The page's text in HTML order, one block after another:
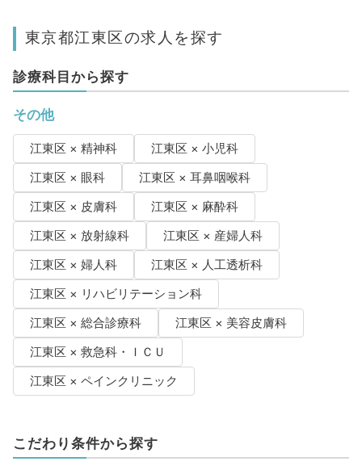
東京都江東区の求人を探す
診療科目から探す
その他
江東区 × 精神科
江東区 × 小児科
江東区 × 眼科
江東区 × 耳鼻咽喉科
江東区 × 皮膚科
江東区 × 麻酔科
江東区 × 放射線科
江東区 × 産婦人科
江東区 × 婦人科
江東区 × 人工透析科
江東区 × リハビリテーション科
江東区 × 総合診療科
江東区 × 美容皮膚科
江東区 × 救急科・ＩＣＵ
江東区 × ペインクリニック
こだわり条件から探す